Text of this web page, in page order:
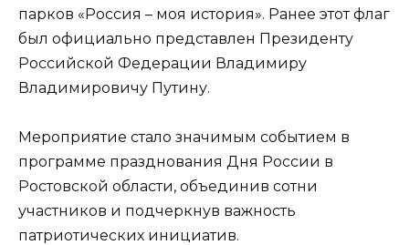
парков «Россия – моя история». Ранее этот флаг
был официально представлен Президенту
Российской Федерации Владимиру
Владимировичу Путину.
Мероприятие стало значимым событием в
программе празднования Дня России в
Ростовской области, объединив сотни
участников и подчеркнув важность
патриотических инициатив.